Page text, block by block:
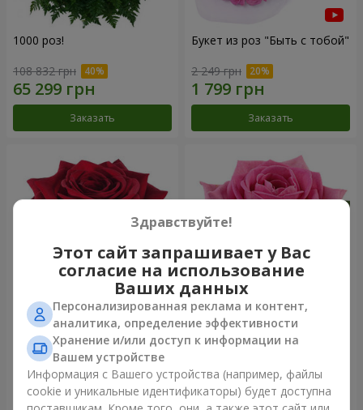
1000 роз!
108 832 грн
Заказать
Букет из роз "Быть с тобой"
2 249 грн
Заказать
Роза красная (поштучно)
Заказать
Роза розовая (поштучно)
Заказать
Здравствуйте!
Этот сайт запрашивает у Вас
согласие на использование
Ваших данных
Персонализированная реклама и контент,
аналитика, определение эффективности
Хранение и/или доступ к информации на
Вашем устройстве
Информация с Вашего устройства (например, файлы
cookie и уникальные идентификаторы) будет доступна